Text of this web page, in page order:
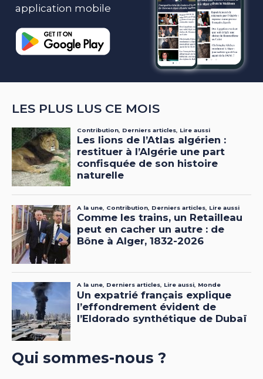
application mobile
LES PLUS LUS CE MOIS
Qui sommes-nous ?